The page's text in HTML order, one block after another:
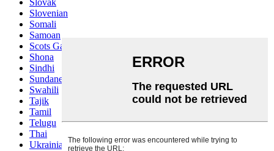
Slovak
Slovenian
Somali
Samoan
Scots Gaelic
Shona
Sindhi
Sundanese
Swahili
Tajik
Tamil
Telugu
Thai
Ukrainian